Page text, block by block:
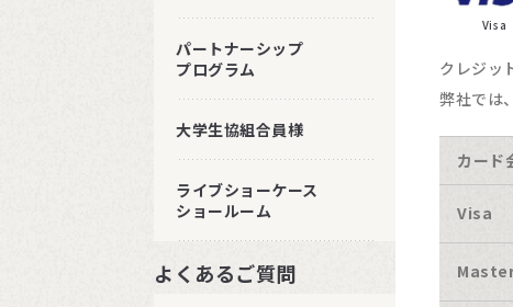
パートナーシップ
プログラム
大学生協組合員様
ライブショーケース
ショールーム
よくあるご質問
Visa
クレジッ
弊社では
カード
Visa